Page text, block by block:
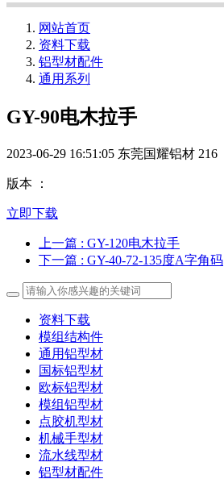
网站首页
资料下载
铝型材配件
通用系列
GY-90电木拉手
2023-06-29 16:51:05 东莞国耀铝材 216
版本 ：
立即下载
上一篇 : GY-120电木拉手
下一篇 : GY-40-72-135度A字角码
资料下载
模组结构件
通用铝型材
国标铝型材
欧标铝型材
模组铝型材
点胶机型材
机械手型材
流水线型材
铝型材配件